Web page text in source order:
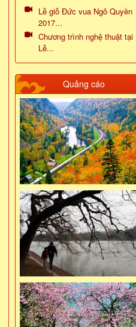
Lễ giỗ Đức vua Ngô Quyền
2017...
Chương trình nghệ thuật tại
Lễ...
Quảng cáo